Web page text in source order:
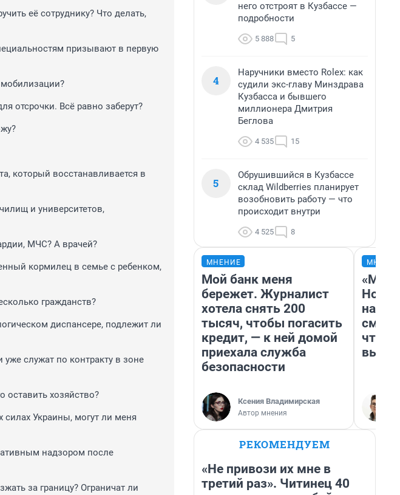
её сотруднику? Что делать,
призывают в первую
отсрочки. Всё равно заберут?
который восстанавливается в
и университетов,
МЧС? А врачей?
кормилец в семье с ребенком,
гражданств?
диспансере, подлежит ли
уже служат по контракту в зоне
оставить хозяйство?
Украины, могут ли меня
надзором после
за границу? Ограничат ли
него отстроят в Кузбассе —
подробности
5 888 5
4
Наручники вместо Rolex: как
судили экс-главу Минздрава
Кузбасса и бывшего
миллионера Дмитрия
Беглова
4 535 15
5
Обрушившийся в Кузбассе
склад Wildberries планирует
возобновить работу — что
происходит внутри
4 525 8
МНЕНИЕ
Мой банк меня
бережет. Журналист
хотела снять 200
тысяч, чтобы погасить
кредит, — к ней домой
приехала служба
безопасности
Ксения Владимирская
Автор мнения
«Мы
РЕКОМЕНДУЕМ
«Не привози их мне в
третий раз». Читинец 40